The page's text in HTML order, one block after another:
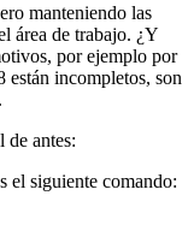
manteniendo las
área de trabajo. ¿Y
por ejemplo por
están incompletos, son
de antes:
el siguiente comando: